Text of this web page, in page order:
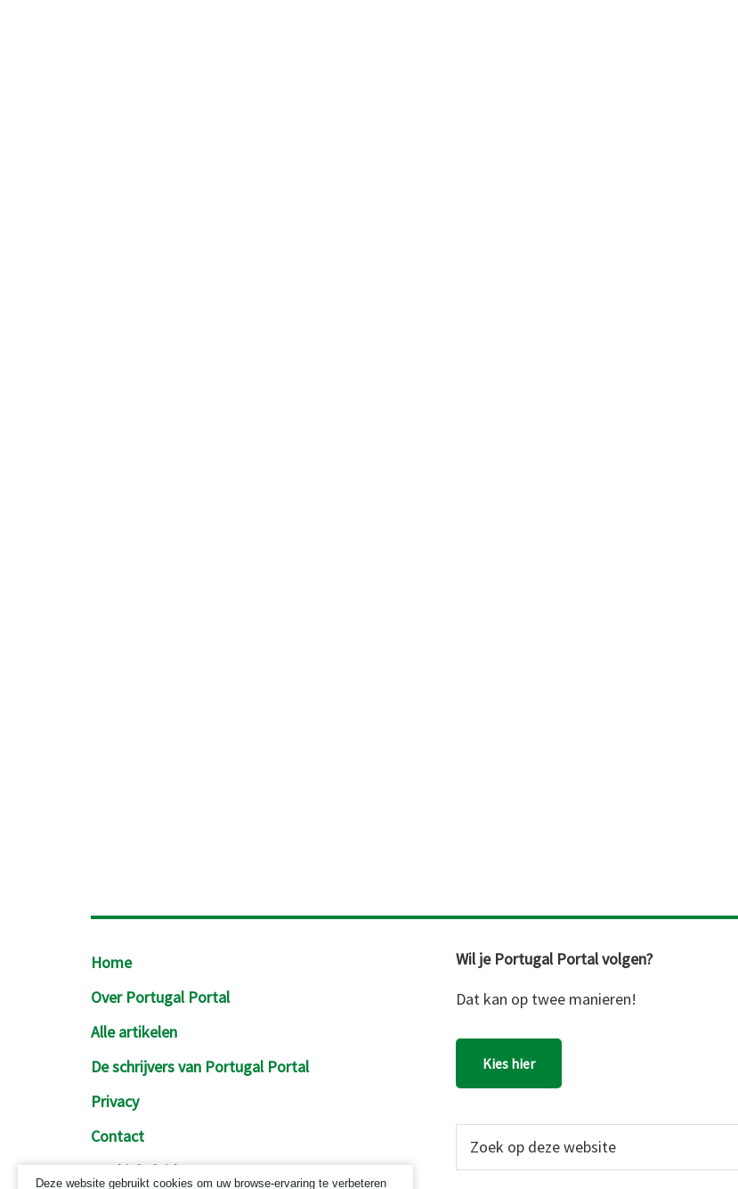
Footer
Home
Over Portugal Portal
Alle artikelen
De schrijvers van Portugal Portal
Privacy
Contact
Cookiebeleid
Wil je Portugal Portal volgen?
Dat kan op twee manieren!
Kies hier
Deze website gebruikt cookies om uw browse-ervaring te verbeteren